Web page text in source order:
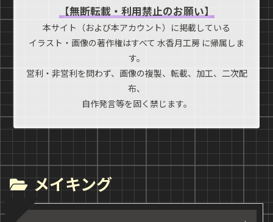
【無断転載・利用禁止のお願い】
本サイト（および本アカウント）に掲載している
イラスト・画像の著作権はすべて 水香月工房 に帰属しま
す。
営利・非営利を問わず、画像の複製、転載、加工、二次配
布、
自作発言等を固く禁じます。
メイキング